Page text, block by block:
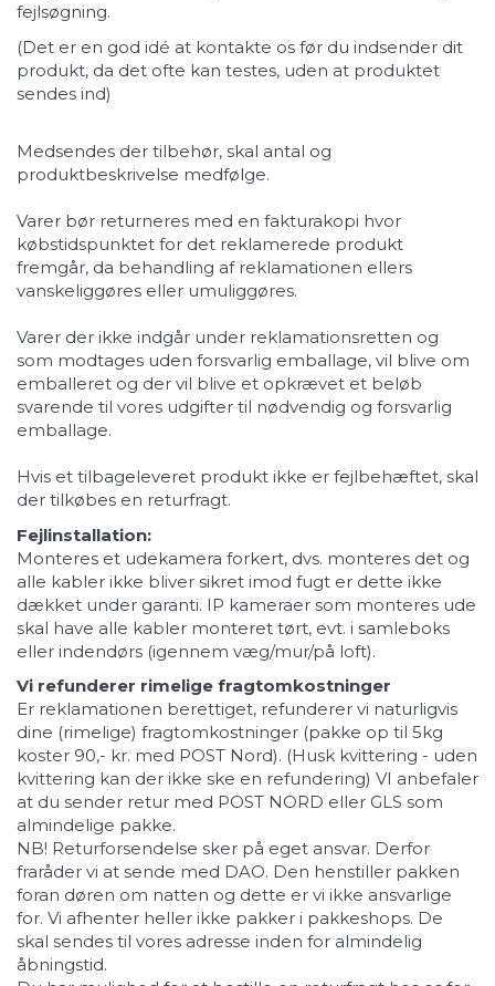
fejlsøgning.
(Det er en god idé at kontakte os før du indsender dit
produkt, da det ofte kan testes, uden at produktet
sendes ind)
Medsendes der tilbehør, skal antal og
produktbeskrivelse medfølge.
Varer bør returneres med en fakturakopi hvor
købstidspunktet for det reklamerede produkt
fremgår, da behandling af reklamationen ellers
vanskeliggøres eller umuliggøres.
Varer der ikke indgår under reklamationsretten og
som modtages uden forsvarlig emballage, vil blive om
emballeret og der vil blive et opkrævet et beløb
svarende til vores udgifter til nødvendig og forsvarlig
emballage.
Hvis et tilbageleveret produkt ikke er fejlbehæftet, skal
der tilkøbes en returfragt.
Fejlinstallation:
Monteres et udekamera forkert, dvs. monteres det og
alle kabler ikke bliver sikret imod fugt er dette ikke
dækket under garanti. IP kameraer som monteres ude
skal have alle kabler monteret tørt, evt. i samleboks
eller indendørs (igennem væg/mur/på loft).
Vi refunderer rimelige fragtomkostninger
Er reklamationen berettiget, refunderer vi naturligvis
dine (rimelige) fragtomkostninger (pakke op til 5kg
koster 90,- kr. med POST Nord). (Husk kvittering - uden
kvittering kan der ikke ske en refundering) VI anbefaler
at du sender retur med POST NORD eller GLS som
almindelige pakke.
NB! Returforsendelse sker på eget ansvar. Derfor
fraråder vi at sende med DAO. Den henstiller pakken
foran døren om natten og dette er vi ikke ansvarlige
for. Vi afhenter heller ikke pakker i pakkeshops. De
skal sendes til vores adresse inden for almindelig
åbningstid.